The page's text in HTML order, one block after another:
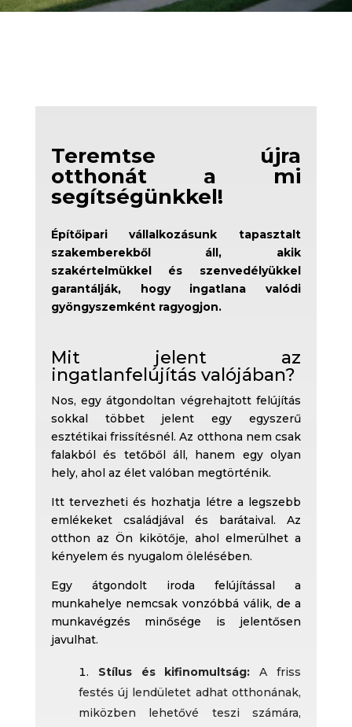
Teremtse újra
otthonát a mi
segítségünkkel!
Építőipari vállalkozásunk tapasztalt
szakemberekből áll, akik
szakértelmükkel és szenvedélyükkel
garantálják, hogy ingatlana valódi
gyöngyszemként ragyogjon.
Mit jelent az
ingatlanfelújítás valójában?
Nos, egy átgondoltan végrehajtott felújítás
sokkal többet jelent egy egyszerű
esztétikai frissítésnél. Az otthona nem csak
falakból és tetőből áll, hanem egy olyan
hely, ahol az élet valóban megtörténik.
Itt tervezheti és hozhatja létre a legszebb
emlékeket családjával és barátaival. Az
otthon az Ön kikötője, ahol elmerülhet a
kényelem és nyugalom ölelésében.
Egy átgondolt iroda felújítással a
munkahelye nemcsak vonzóbbá válik, de a
munkavégzés minősége is jelentősen
javulhat.
Stílus és kifinomultság: A friss
festés új lendületet adhat otthonának,
miközben lehetővé teszi számára,